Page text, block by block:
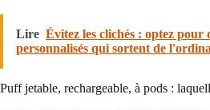
Lire Évitez les clichés : optez pour
personnalisés qui sortent de
Puff jetable, rechargeable, à pods :